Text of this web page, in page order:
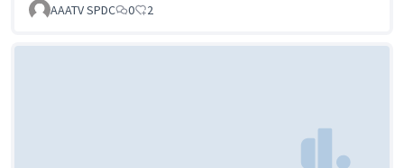
AAATV SPDC
0 2